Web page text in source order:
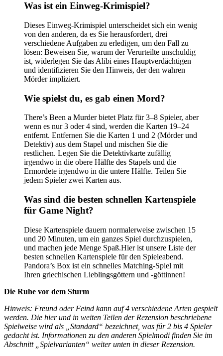
Was ist ein Einweg-Krimispiel?
Dieses Einweg-Krimispiel unterscheidet sich ein wenig
von den anderen, da es Sie herausfordert, drei
verschiedene Aufgaben zu erledigen, um den Fall zu
lösen: Beweisen Sie, warum der Verurteilte unschuldig
ist, widerlegen Sie das Alibi eines Hauptverdächtigen
und identifizieren Sie den Hinweis, der den wahren
Mörder impliziert.
Wie spielst du, es gab einen Mord?
There’s Been a Murder bietet Platz für 3–8 Spieler, aber
wenn es nur 3 oder 4 sind, werden die Karten 19–24
entfernt. Entfernen Sie die Karten 1 und 2 (Mörder und
Detektiv) aus dem Stapel und mischen Sie die
restlichen. Legen Sie die Detektivkarte zufällig
irgendwo in die obere Hälfte des Stapels und die
Ermordete irgendwo in die untere Hälfte. Teilen Sie
jedem Spieler zwei Karten aus.
Was sind die besten schnellen Kartenspiele
für Game Night?
Diese Kartenspiele dauern normalerweise zwischen 15
und 20 Minuten, um ein ganzes Spiel durchzuspielen,
und machen jede Menge Spaß.Hier ist unsere Liste der
besten schnellen Kartenspiele für den Spieleabend.
Pandora’s Box ist ein schnelles Matching-Spiel mit
Ihren griechischen Lieblingsgöttern und -göttinnen!
Die Ruhe vor dem Sturm
Hinweis: Freund oder Feind kann auf 4 verschiedene Arten gespielt
werden. Die hier und in weiten Teilen der Rezension beschriebene
Spielweise wird als „Standard“ bezeichnet, was für 2 bis 4 Spieler
gedacht ist. Informationen zu den anderen Spielmodi finden Sie im
Abschnitt „Spielvarianten“ weiter unten in dieser Rezension.